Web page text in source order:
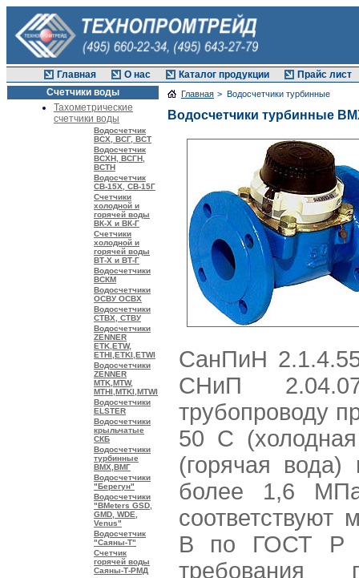
Главная О нас Каталог продукции
Прайс лист
Счетчики воды
Тахометрические
счетчики воды
Водосчетчик
ВСХ, ВСГ, ВСТ
Водосчетчик
ВСХН, ВСГН,
ВСТН
Водосчетчик
СВ-15Х, СВ-15Г
Cчетчики
холодной и
горячей воды
ВК-Х и ВК-Г
Cчетчики
холодной и
горячей воды
ВТ-Х и ВТ-Г
Водосчетчики
ВСКМ
Водосчетчики
ОСВУ ОСВХ
Водосчетчики
СТВХ, СТВУ
Водосчетчики
ZENNER
ETK,ETW,
ETHI,ETKI,ETWI
Водосчетчики
ZENNER
MTK,MTW,
MTHI,MTKI,MTWI
Водосчетчики
ELSTER
Водосчетчики
крыльчатые
СКБ
Водосчетчики
турбинные
ВМХ,ВМГ
Водосчетчики
"Берегун"
Водосчетчики
"BMeters GSD,
GMD, WDE,
Venus"
Водосчетчик
"Саяны-Т"
Счетчик
горячей воды
Саяны-Т-РМД
Главная > Водосчетчики турбинные
Водосчетчики турбинные
СанПиН
СНиП
трубопроводу
50 С
(горячая
более 1,6
соответствуют
В по ГОСТ Р